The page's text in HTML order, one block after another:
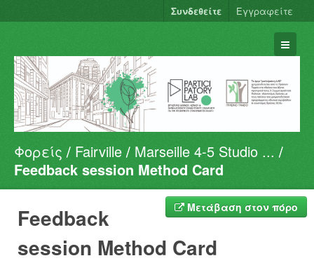
Συνδεθείτε Εγγραφείτε
Σύνολα Δεδομένων
Φορείς
Σχετικά
Φορείς Fairville
Marseille 4-5 Studio ...
Feedback session Method Card
Μετάβαση στον πόρο
Feedback
session Method Card